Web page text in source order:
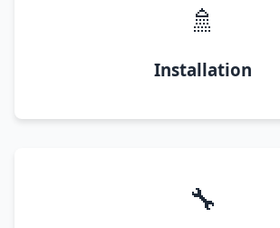
🚿
Installation
🔧